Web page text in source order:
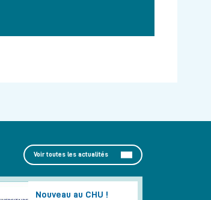
Voir toutes les actualités
Nouveau au CHU !